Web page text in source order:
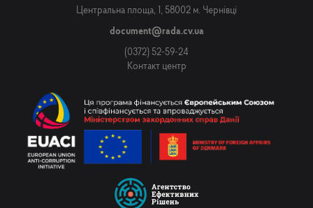
Центральна площа, 1, 58002 м. Чернівці
document@rada.cv.ua
(0372) 52-59-24
Контакт центр